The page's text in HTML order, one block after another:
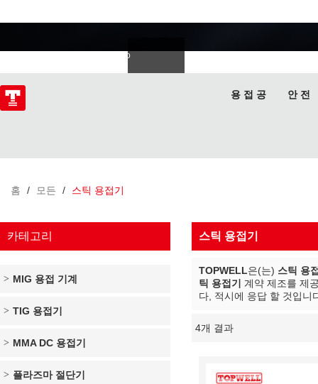
Italiano
용 접 공 안 전
홈 / 모든 / 스틱 용접기
카테고리
MIG 용접 기계
TIG 용접기
MMA DC 용접기
플라즈마 절단기
스틱 용접기
TOPWELL은(는) 스틱 용
틱 용접기
계약 제조를 제
다, 적시에 응답 할 것입니
4개 결과